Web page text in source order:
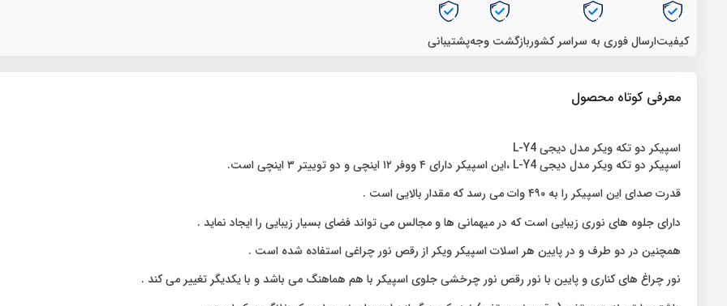
کیفیتارسال فوری به سراسر کشوربازگشت وجهپشتیبانی
معرفی کوتاه محصول
اسپیکر دو تکه ویکر مدل دیجی L-Y4
اسپیکر دو تکه ویکر مدل دیجی L-Y4 ،این اسپیکر دارای ۴ ووفر ۱۲ اینچی و دو توییتر ۳ اینچی است.
قدرت صدای این اسپیکر را به ۴۹۰ وات می رسد که مقدار بالایی است .
دارای جلوه های نوری زیبایی است که در میهمانی ها و مجالس می تواند فضای بسیار زیبایی را ایجاد نماید .
همچنین در دو طرف و در پایین هر اسلات اسپیکر ویکر از رقص نور چراغی استفاده شده است .
نور چراغ های کناری و پایین با نور رقص نور چرخشی جلوی اسپیکر با هم هماهنگ می باشد و با یکدیگر تغییر می کند .